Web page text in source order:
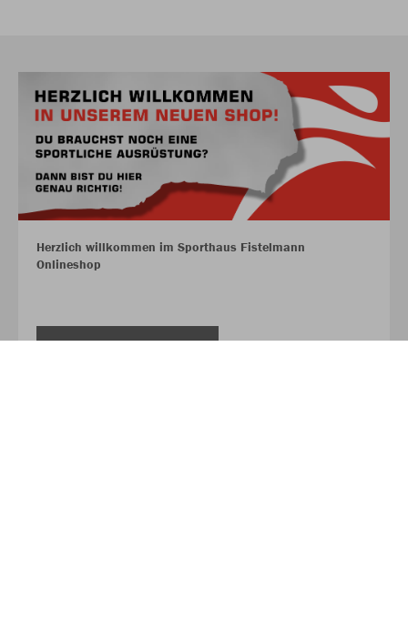
Herzlich willkommen im Sporthaus Fistelmann
Onlineshop
MEHR LESEN